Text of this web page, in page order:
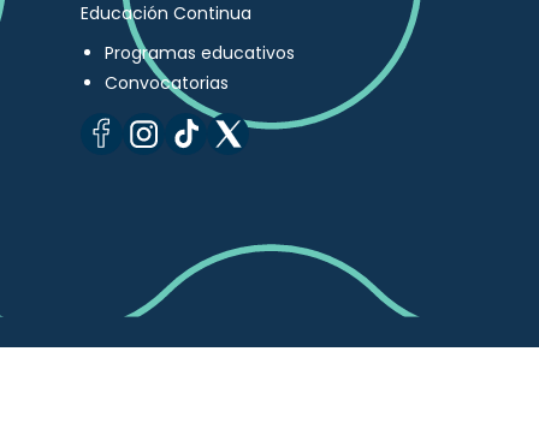
Educación Continua
Programas educativos
Convocatorias